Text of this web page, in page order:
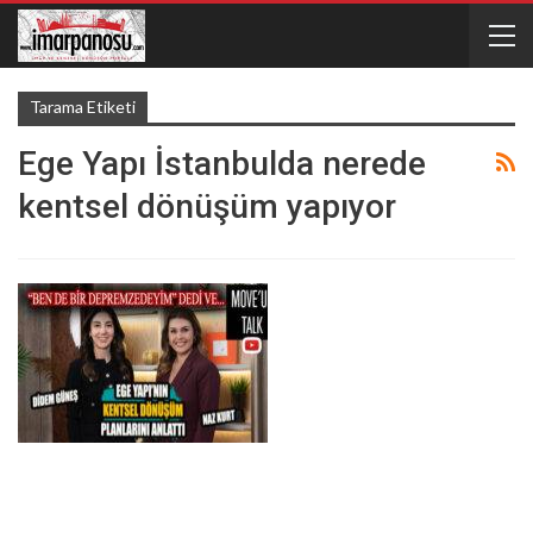
Tarama Etiketi
Ege Yapı İstanbulda nerede
kentsel dönüşüm yapıyor